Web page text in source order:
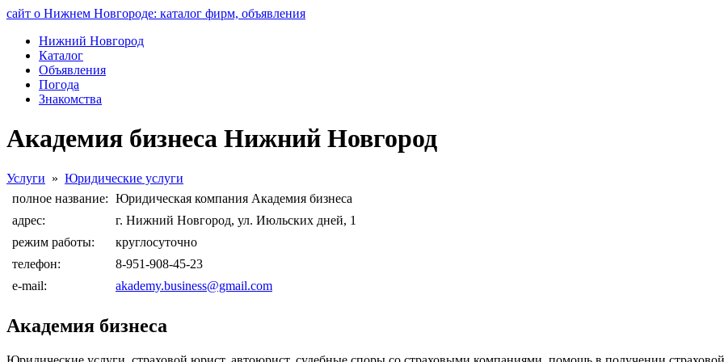
сайт о Нижнем Новгороде: каталог фирм, объявления
Нижний Новгород
Каталог
Объявления
Погода
Знакомства
Академия бизнеса Нижний Новгород
Услуги » Юридические услуги
полное название: Юридическая компания Академия бизнеса
адрес:
г. Нижний Новгород, ул. Июльских дней, 1
режим работы:
круглосуточно
телефон:
8-951-908-45-23
e-mail:
akademy.business@gmail.com
Академия бизнеса